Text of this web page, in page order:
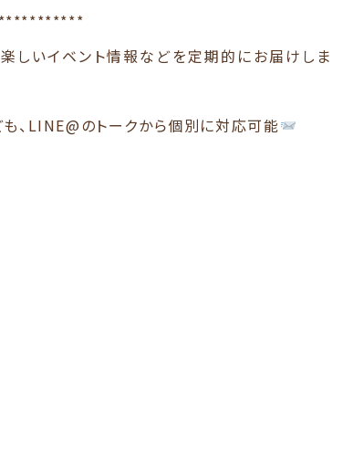
しいイベント情報などを定期的にお届けしま
、LINE@のトークから個別に対応可能